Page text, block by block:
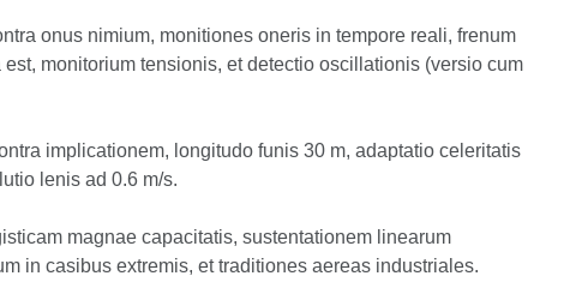
onus nimium, monitiones oneris in tempore reali, frenum
monitorium tensionis, et detectio oscillationis (versio cum
implicationem, longitudo funis 30 m, adaptatio celeritatis
lenis ad 0.6 m/s.
magnae capacitatis, sustentationem linearum
in casibus extremis, et traditiones aereas industriales.